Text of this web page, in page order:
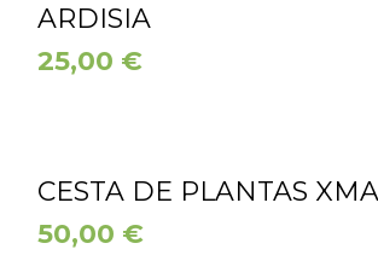
ARDISIA
25,00 €
CESTA DE PLANTAS
50,00 €